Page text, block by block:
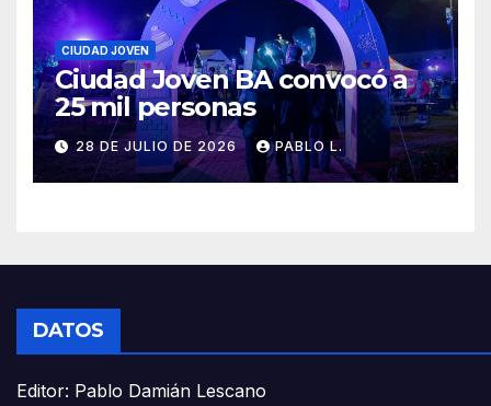
CIUDAD JOVEN
Ciudad Joven BA convocó a
25 mil personas
28 DE JULIO DE 2026 PABLO L.
DATOS
Editor: Pablo Damián Lescano